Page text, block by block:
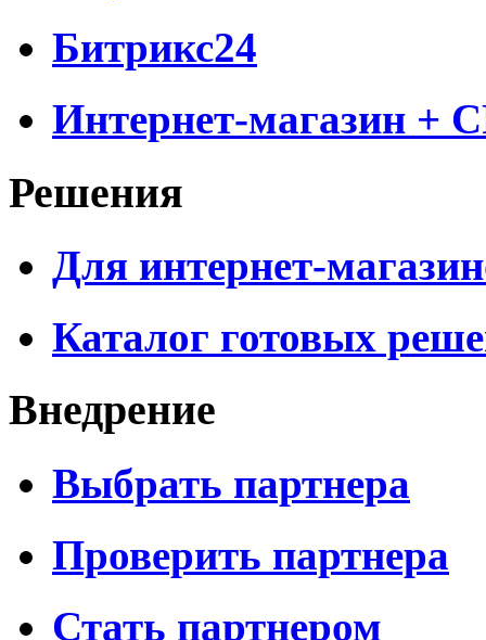
Битрикс24
Интернет-магазин +
Решения
Для интернет-
Каталог готовых
Внедрение
Выбрать партнера
Проверить партнера
Стать партнером